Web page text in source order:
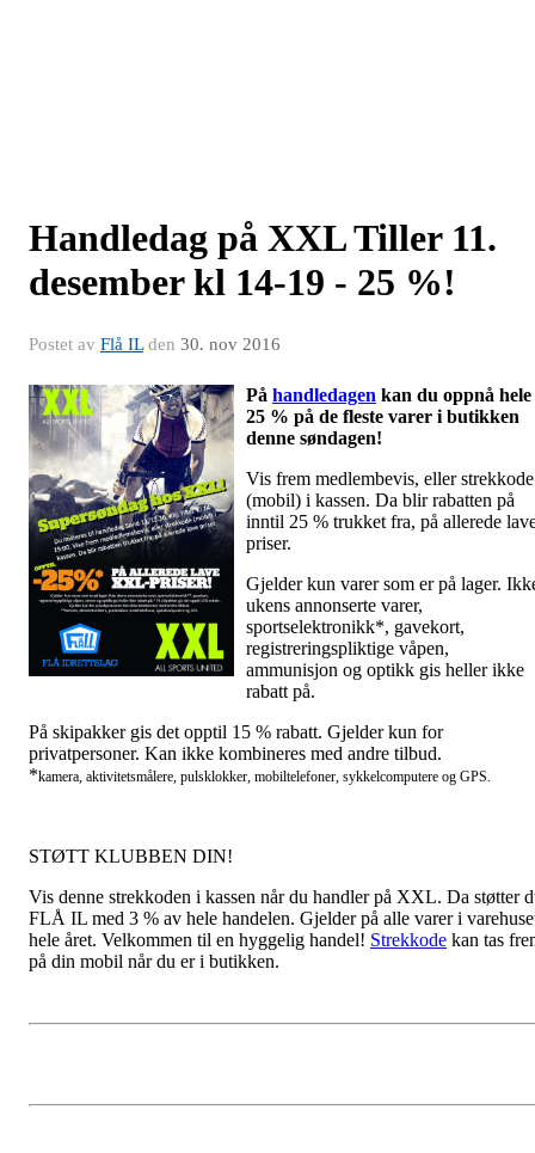
Handledag på XXL Tiller 11.
desember kl 14-19 - 25 %!
Postet av Flå ILden 30. nov 2016
På handledagen kan du oppnå hele
25 % på de fleste varer i butikken
denne søndagen!
Vis frem medlembevis, eller strekkode
(mobil) i kassen. Da blir rabatten på
inntil 25 % trukket fra, på allerede
priser.
Gjelder kun varer som er på lager.
ukens annonserte varer,
sportselektronikk*, gavekort,
registreringspliktige våpen,
ammunisjon og optikk gis heller ikke
rabatt på.
På skipakker gis det opptil 15 % rabatt. Gjelder kun for
privatpersoner. Kan ikke kombineres med andre tilbud.
*kamera, aktivitetsmålere, pulsklokker, mobiltelefoner, sykkelcomputere og GPS.
STØTT KLUBBEN DIN!
Vis denne strekkoden i kassen når du handler på XXL. Da støtter
FLÅ IL med 3 % av hele handelen. Gjelder på alle varer i
hele året. Velkommen til en hyggelig handel! Strekkode kan tas
på din mobil når du er i butikken.